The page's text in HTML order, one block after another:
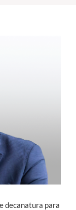
decanatura para